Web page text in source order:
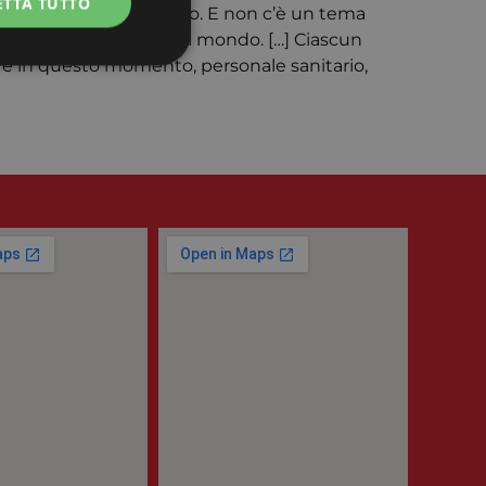
del nostro tempo. E non c’è un tema
in tanti posti del mondo. […] Ciascun
in questo momento, personale sanitario,
per
È
funzioni